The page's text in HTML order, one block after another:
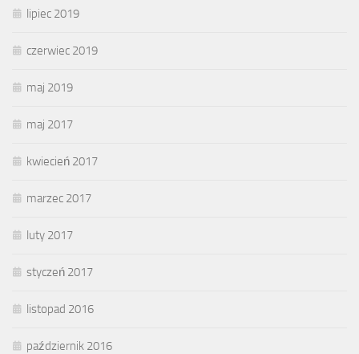
lipiec 2019
czerwiec 2019
maj 2019
maj 2017
kwiecień 2017
marzec 2017
luty 2017
styczeń 2017
listopad 2016
październik 2016